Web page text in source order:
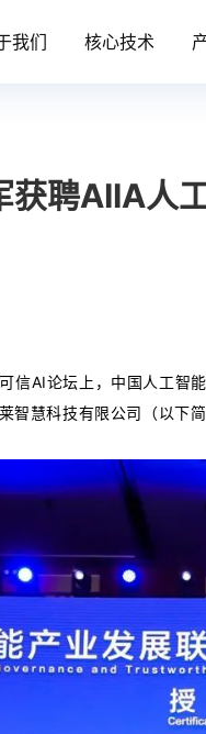
我们 核心技术
聘AIIA人
AI论坛上，中国人工智
智慧科技有限公司（以下